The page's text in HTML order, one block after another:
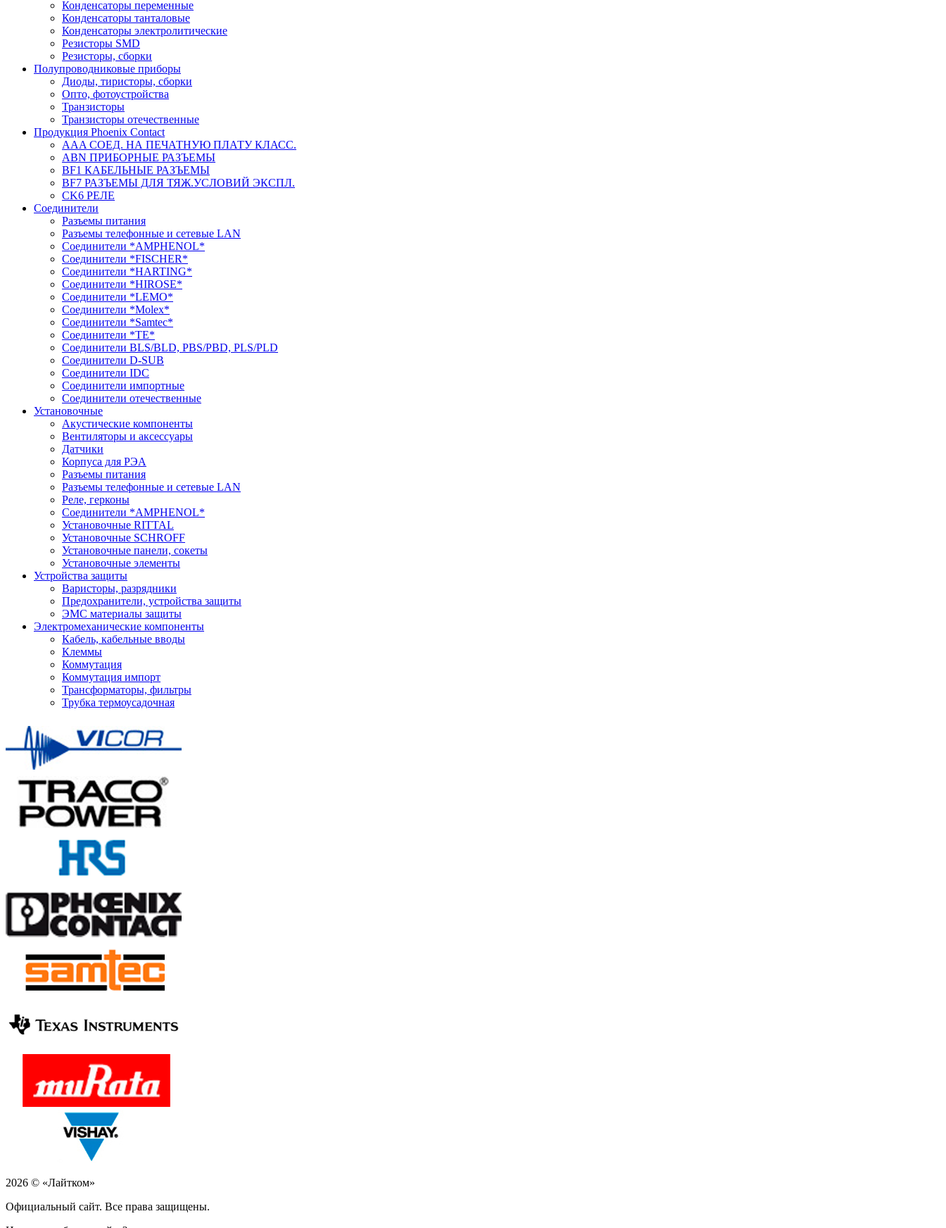
Конденсаторы переменные
Конденсаторы танталовые
Конденсаторы электролитические
Резисторы SMD
Резисторы, сборки
Полупроводниковые приборы
Диоды, тиристоры, сборки
Опто, фотоустройства
Транзисторы
Транзисторы отечественные
Продукция Phoenix Contact
AAA СОЕД. НА ПЕЧАТНУЮ ПЛАТУ КЛАСС.
ABN ПРИБОРНЫЕ РАЗЪЕМЫ
BF1 КАБЕЛЬНЫЕ РАЗЪЕМЫ
BF7 РАЗЪЕМЫ ДЛЯ ТЯЖ.УСЛОВИЙ ЭКСПЛ.
CK6 РЕЛЕ
Соединители
Разъемы питания
Разъемы телефонные и сетевые LAN
Соединители *AMPHENOL*
Соединители *FISCHER*
Соединители *HARTING*
Соединители *HIROSE*
Соединители *LEMO*
Соединители *Molex*
Соединители *Samtec*
Соединители *TE*
Соединители BLS/BLD, PBS/PBD, PLS/PLD
Соединители D-SUB
Соединители IDC
Соединители импортные
Соединители отечественные
Установочные
Акустические компоненты
Вентиляторы и аксессуары
Датчики
Корпуса для РЭА
Разъемы питания
Разъемы телефонные и сетевые LAN
Реле, герконы
Соединители *AMPHENOL*
Установочные RITTAL
Установочные SCHROFF
Установочные панели, сокеты
Установочные элементы
Устройства защиты
Варисторы, разрядники
Предохранители, устройства защиты
ЭМС материалы защиты
Электромеханические компоненты
Кабель, кабельные вводы
Клеммы
Коммутация
Коммутация импорт
Трансформаторы, фильтры
Трубка термоусадочная
2026 © «Лайтком»
Официальный сайт. Все права защищены.